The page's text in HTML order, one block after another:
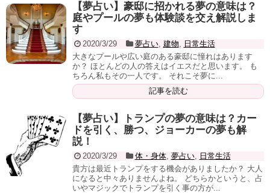
【夢占い】豪邸に招かれる夢の意味は？
庭やプールの夢も体験談を交え解説しま
す
2020/3/29 夢占い, 建物
日常生活
大きなプールや広い庭のある豪邸に憧れはあります
か？ ほとんどの人の答えはイエスだと思います。 も
ちろん私もその一人です。 それこそ夢に...
記事を読む
【夢占い】トランプの夢の意味は？カー
ドを引く、勝つ、ジョーカーの夢も解
説！
2020/3/29 体・身体, 夢占い,
日常生活
貴方は最近トランプをする機会がありましたか？ 大人
になると中々ありませんよね。 どちらかというと、占
いやマジックでトランプを引く事の方が...